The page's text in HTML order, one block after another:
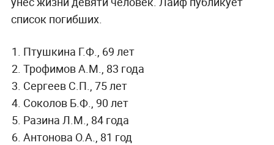
список погибших.
Птушкина Г.Ф., 69 лет
Трофимов А.М., 83 года
Сергеев С.П., 75 лет
Соколов Б.Ф., 90 лет
Разина Л.М., 84 года
Антонова О.А., 81 год